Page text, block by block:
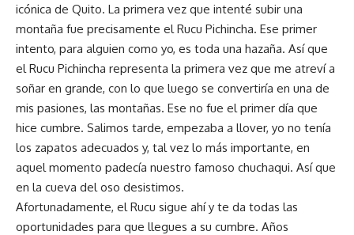
icónica de Quito. La primera vez que intenté subir una
montaña fue precisamente el Rucu Pichincha. Ese primer
intento, para alguien como yo, es toda una hazaña. Así que
el Rucu Pichincha representa la primera vez que me atreví a
soñar en grande, con lo que luego se convertiría en una de
mis pasiones, las montañas. Ese no fue el primer día que
hice cumbre. Salimos tarde, empezaba a llover, yo no tenía
los zapatos adecuados y, tal vez lo más importante, en
aquel momento padecía nuestro famoso chuchaqui. Así que
en la cueva del oso desistimos.
Afortunadamente, el Rucu sigue ahí y te da todas las
oportunidades para que llegues a su cumbre. Años